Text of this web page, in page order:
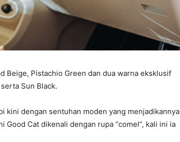
Beige, Pistachio Green dan dua warna eksklusif
Sun Black.
kini dengan sentuhan moden yang menjadikannya
Good Cat dikenali dengan rupa “comel”, kali ini ia